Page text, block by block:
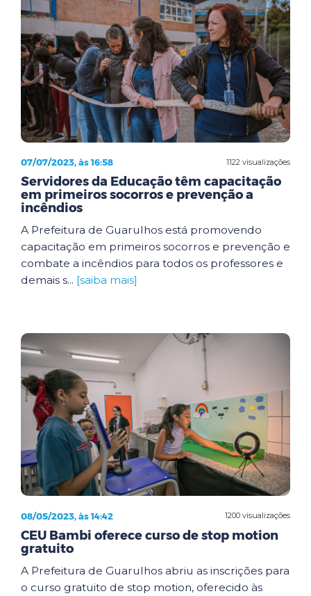
1122 visualizações
07/07/2023, às 16:58
Servidores da Educação têm capacitação
em primeiros socorros e prevenção a
incêndios
A Prefeitura de Guarulhos está promovendo
capacitação em primeiros socorros e prevenção e
combate a incêndios para todos os professores e
demais s... [saiba mais]
1200 visualizações
08/05/2023, às 14:42
CEU Bambi oferece curso de stop motion
gratuito
A Prefeitura de Guarulhos abriu as inscrições para
o curso gratuito de stop motion, oferecido às